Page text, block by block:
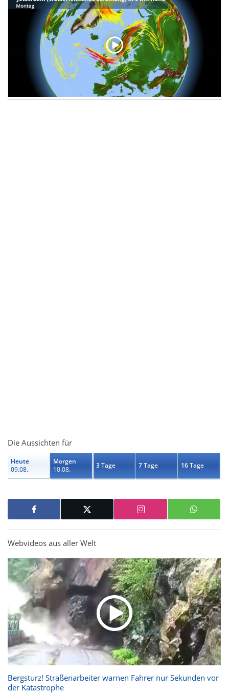
Die Aussichten für
Heute
09.08.
Morgen
10.08.
3 Tage 7 Tage 16 Tage
Webvideos aus aller Welt
Bergsturz! Straßenarbeiter warnen Fahrer nur Sekunden vor
der Katastrophe